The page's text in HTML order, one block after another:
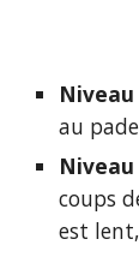
Niveau
au
Niveau
coups
est